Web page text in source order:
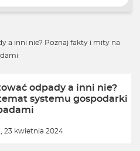
a inni nie? Poznaj fakty i mity na
odpady a inni nie?
systemu gospodarki
, 23 kwietnia 2024